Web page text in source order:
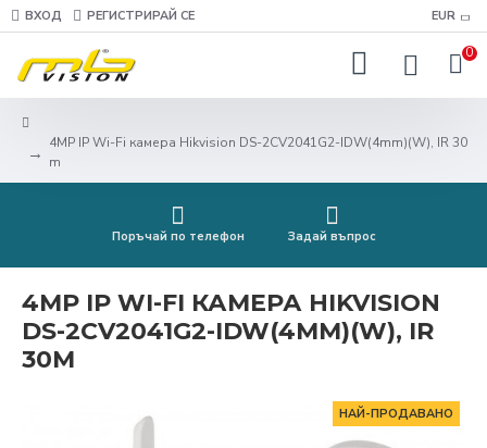
ВХОД РЕГИСТРИРАЙ СЕ EUR
0
4MP IP Wi-Fi камера Hikvision DS-2CV2041G2-IDW(4mm)(W), IR 30
m
Поръчай по телефон Задай въпрос
4MP IP WI-FI КАМЕРА HIKVISION
DS-2CV2041G2-IDW(4MM)(W), IR
30M
НАЙ-ПРОДАВАНО